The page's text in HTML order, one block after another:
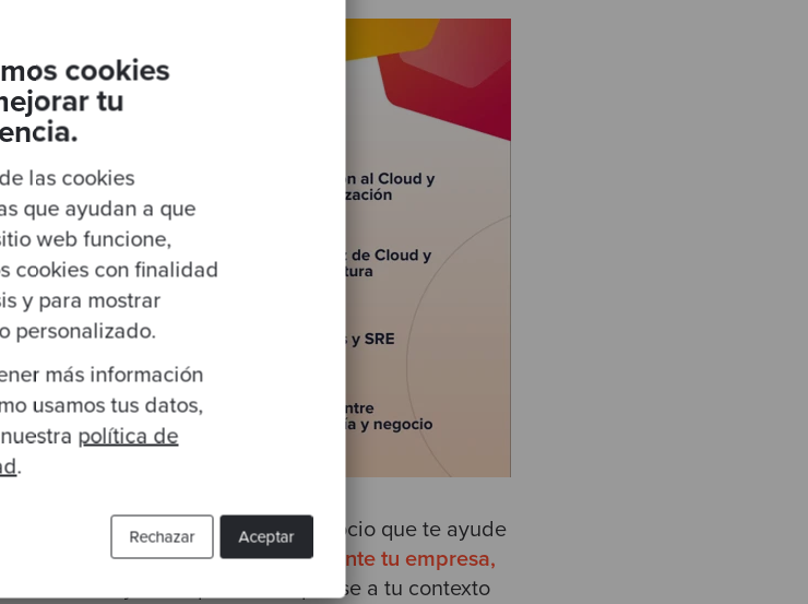
cookies
tu
las cookies
que ayudan a que
web funcione,
cookies con finalidad
y para mostrar
personalizado.
más información
usamos tus datos,
política de
.
Aceptar
Rechazar
y beneficios de contar con un socio que te ayude
software, te preguntarás sirealmente tu empresa,
de servicio
y cómo puede adaptarse a tu contexto